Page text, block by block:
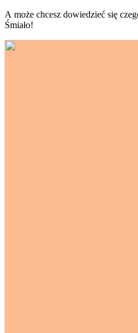
A może chcesz dowiedzieć się
Śmiało!